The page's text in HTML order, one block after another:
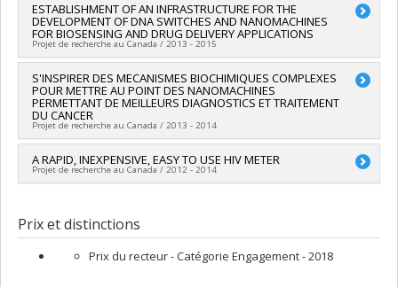
Programmes de subvention :PVXXXXXX-(RS) Programme de
regroupements stratégiques
Chercheur principal :Alexis Vallée-Bélisle
Sources de financement :CRSNG/Conseil de recherches en
sciences naturelles et génie du Canada (CRSNG)
Programmes de subvention :PVX20965-(RGP) Programme de
subvention à la découverte individuelle ou de groupe
ESTABLISHMENT OF AN INFRASTRUCTURE FOR THE
DEVELOPMENT OF DNA SWITCHES AND NANOMACHINES
FOR BIOSENSING AND DRUG DELIVERY APPLICATIONS
Projet de recherche au Canada / 2013 - 2015
Chercheur principal :Alexis Vallée-Bélisle
Sources de financement :FCI/Fondation canadienne pour
l'innovation
Programmes de subvention :
S'INSPIRER DES MECANISMES BIOCHIMIQUES COMPLEXES
POUR METTRE AU POINT DES NANOMACHINES
PERMETTANT DE MEILLEURS DIAGNOSTICS ET TRAITEMENT
DU CANCER
Projet de recherche au Canada / 2013 - 2014
Chercheur principal :Alexis Vallée-Bélisle
Sources de financement :FRQS/Fonds de recherche du
jeunes chercheurs Juniors 1
A RAPID, INEXPENSIVE, EASY TO USE HIV METER
Projet de recherche au Canada / 2012 - 2014
Co-chercheurs : Paul Thistle
Sources de financement :Grands Défis Canada
Programmes de subvention :
Prix et distinctions
Prix du recteur - Catégorie Engagement - 2018